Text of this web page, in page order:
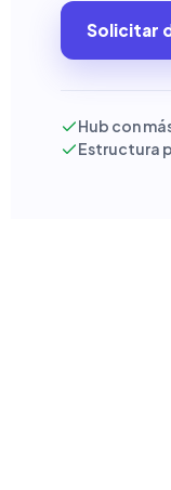
Solicitar
Hub con
Estructura